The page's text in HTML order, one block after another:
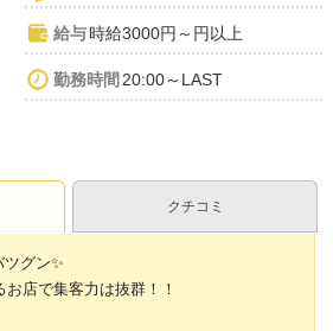
給与時給3000円～円以上
勤務時間20:00～LAST
クチコミ
グン✨️
店で集客力は抜群！！